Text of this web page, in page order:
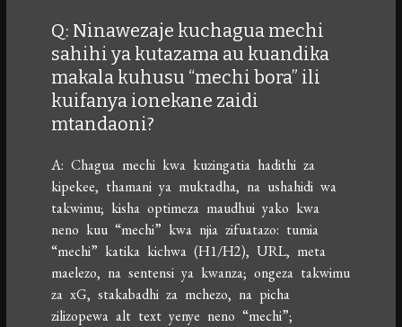
Q: Ninawezaje kuchagua mechi
sahihi ya kutazama au kuandika
makala kuhusu “mechi bora” ili
kuifanya ionekane zaidi
mtandaoni?
A: Chagua mechi kwa kuzingatia hadithi za
kipekee, thamani ya muktadha, na ushahidi wa
takwimu; kisha optimeza maudhui yako kwa
neno kuu “mechi” kwa njia zifuatazo: tumia
“mechi” katika kichwa (H1/H2), URL, meta
maelezo, na sentensi ya kwanza; ongeza takwimu
za xG, stakabadhi za mchezo, na picha
zilizopewa alt text yenye neno “mechi”;